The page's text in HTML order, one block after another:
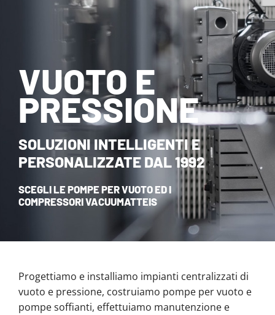
HOME
VUOTO E
PRESSIONE
SOLUZIONI INTELLIGENTI E
PERSONALIZZATE DAL 1992
SCEGLI LE POMPE PER VUOTO ED I
COMPRESSORI VACUUMATTEIS
Progettiamo e installiamo impianti centralizzati di
vuoto e pressione, costruiamo pompe per vuoto e
pompe soffianti, effettuiamo manutenzione e